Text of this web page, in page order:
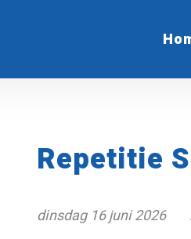
Repetitie
dinsdag 16 juni 2026